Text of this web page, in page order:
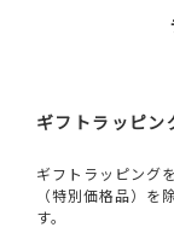
ギフトラッピン
ギフトラッピング
（特別価格品）を
す。